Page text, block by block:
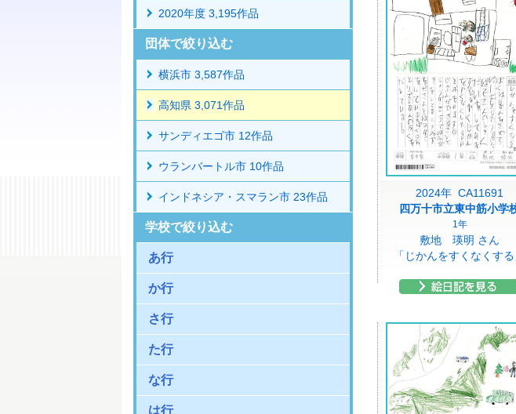
2024年 CA11691
四万十市立東中筋小学
1年
敷地 瑛明 さん
「じかんをすくなくする
2020年度 3,195作品
団体で絞り込む
横浜市 3,587作品
高知県 3,071作品
サンディエゴ市 12作品
ウランバートル市 10作品
インドネシア・スマラン市 23作品
学校で絞り込む
あ行
か行
さ行
た行
な行
は行